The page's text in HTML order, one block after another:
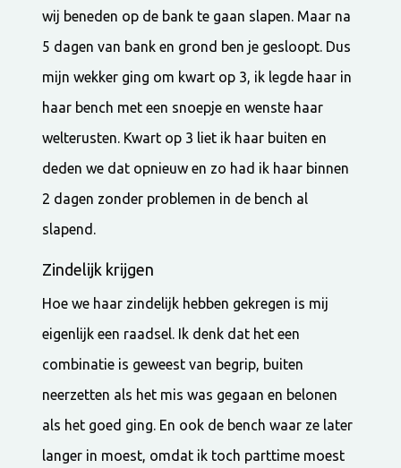
wij beneden op de bank te gaan slapen. Maar na
5 dagen van bank en grond ben je gesloopt. Dus
mijn wekker ging om kwart op 3, ik legde haar in
haar bench met een snoepje en wenste haar
welterusten. Kwart op 3 liet ik haar buiten en
deden we dat opnieuw en zo had ik haar binnen
2 dagen zonder problemen in de bench al
slapend.
Zindelijk krijgen
Hoe we haar zindelijk hebben gekregen is mij
eigenlijk een raadsel. Ik denk dat het een
combinatie is geweest van begrip, buiten
neerzetten als het mis was gegaan en belonen
als het goed ging. En ook de bench waar ze later
langer in moest, omdat ik toch parttime moest